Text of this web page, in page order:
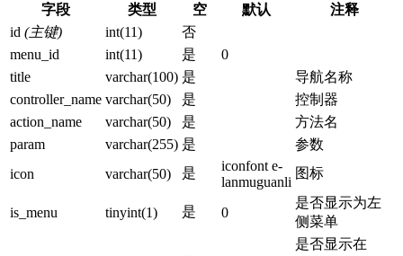
字段 类型 空 默认
注释
id (主键) int(11)
否
menu_id
int(11) 是
0
title
varchar(100) 是
导航名称
controller_name varchar(50) 是
控制器
action_name
varchar(50) 是
方法名
param
varchar(255) 是
参数
icon
varchar(50) 是
iconfont e-
lanmuguanli
图标
is_menu tinyint(1) 是 0
是否显示为左
侧菜单
是否显示在